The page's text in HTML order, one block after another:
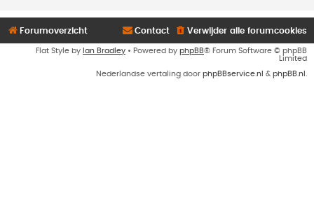
Forumoverzicht Verwijder alle forumcookies
Contact
Flat Style by Ian Bradley • Powered by phpBB® Forum Software © phpBB
Limited
Nederlandse vertaling door phpBBservice.nl & phpBB.nl